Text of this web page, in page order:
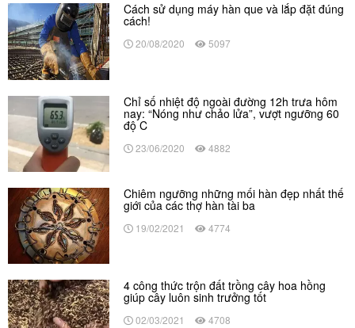
Cách sử dụng máy hàn que và lắp đặt đúng
cách!
20/08/2020 5097
Chỉ số nhiệt độ ngoài đường 12h trưa hôm
nay: “Nóng như chảo lửa”, vượt ngưỡng 60
độ C
23/06/2020 4882
Chiêm ngưỡng những mối hàn đẹp nhất thế
giới của các thợ hàn tài ba
19/02/2021 4774
4 công thức trộn đất trồng cây hoa hồng
giúp cây luôn sinh trưởng tốt
02/03/2021 4708